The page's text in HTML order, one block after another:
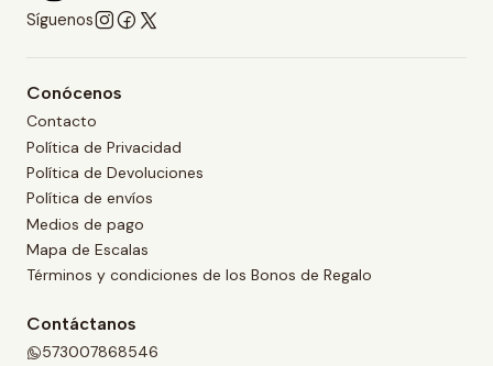
Síguenos
Conócenos
Contacto
Política de Privacidad
Política de Devoluciones
Política de envíos
Medios de pago
Mapa de Escalas
Términos y condiciones de los Bonos de Regalo
Contáctanos
573007868546